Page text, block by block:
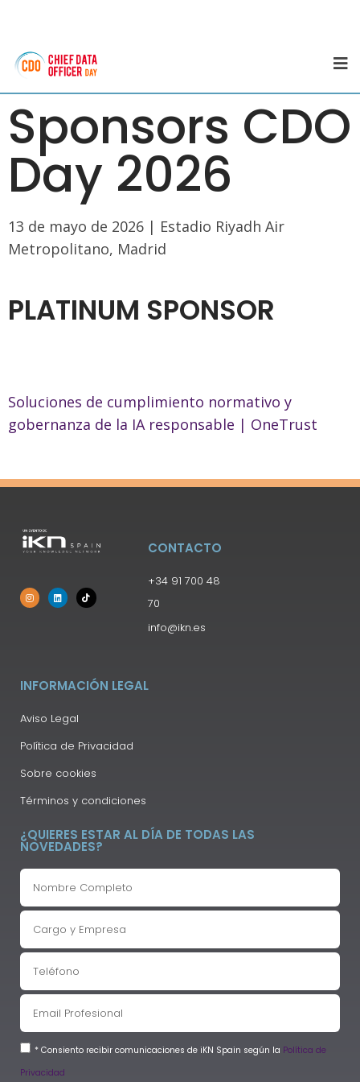
Sponsors CDO
Day 2026
13 de mayo de 2026 | Estadio Riyadh Air
Metropolitano, Madrid
PLATINUM SPONSOR
Soluciones de cumplimiento normativo y
gobernanza de la IA responsable | OneTrust
CONTACTO
+34 91 700 48
70
info@ikn.es
INFORMACIÓN LEGAL
Aviso Legal
Política de Privacidad
Sobre cookies
Términos y condiciones
¿QUIERES ESTAR AL DÍA DE TODAS LAS
NOVEDADES?
* Consiento recibir comunicaciones de iKN Spain según la Política de
Privacidad